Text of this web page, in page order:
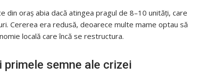
din oraș abia dacă atingea pragul de 8–10 unități, care
Cererea era redusă, deoarece multe mame optau să
locală care încă se restructura.
semne ale crizei